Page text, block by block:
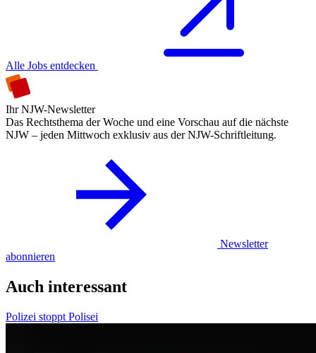
Alle Jobs entdecken
Ihr NJW-Newsletter
Das Rechtsthema der Woche und eine Vorschau auf die nächste
NJW – jeden Mittwoch exklusiv aus der NJW-Schriftleitung.
Newsletter
abonnieren
Auch interessant
Polizei stoppt Polisei